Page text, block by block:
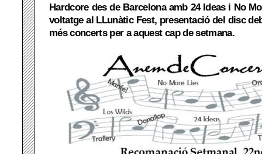
Hardcore des de Barcelona amb 24 Ideas i No
voltatge al LLunàtic Fest, presentació del disc
més concerts per a aquest cap de setmana.